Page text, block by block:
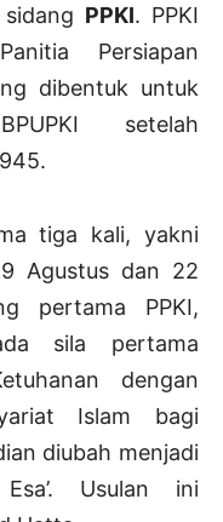
PPKI. PPKI
Persiapan
dibentuk untuk
setelah
tiga kali, yakni
Agustus dan 22
pertama PPKI,
sila pertama
dengan
Islam bagi
diubah menjadi
Usulan ini